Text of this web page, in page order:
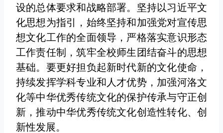
设的总体要求和战略部署。坚持以习近平文
化思想为指引，始终坚持和加强党对宣传思
想文化工作的全面领导，严格落实意识形态
工作责任制，筑牢全校师生团结奋斗的思想
基础。要更好担负起新时代新的文化使命，
持续发挥学科专业和人才优势，加强河洛文
化等中华优秀传统文化的保护传承与守正创
新，推动中华优秀传统文化创造性转化、创
新性发展。